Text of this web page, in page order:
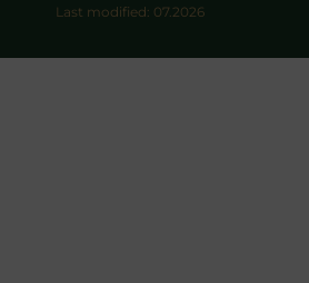
Last modified: 07.2026